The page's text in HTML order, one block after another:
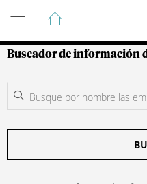
Guía de
Buscador de información